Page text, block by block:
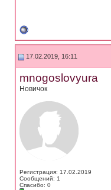
17.02.2019, 16:11
mnogoslovyura
Новичок
Регистрация: 17.02.2019
Сообщений: 1
Спасибо: 0